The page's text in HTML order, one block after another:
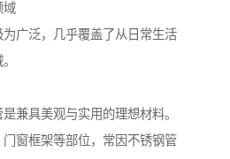
域
广泛，几乎覆盖了从日常生活
兼具美观与实用的理想材料。
窗框架等部位，常因不锈钢管